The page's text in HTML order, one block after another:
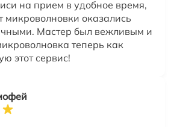
на прием в удобное время,
микроволновки оказались
Мастер был вежливым и
теперь как
этот сервис!